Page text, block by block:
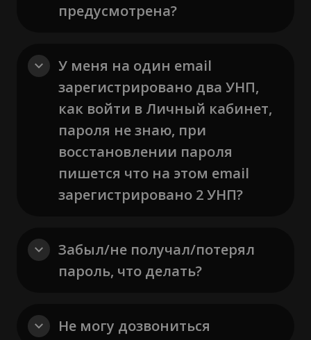
предусмотрена?
У меня на один email
зарегистрировано два УНП,
как войти в Личный кабинет,
пароля не знаю, при
восстановлении пароля
пишется что на этом email
зарегистрировано 2 УНП?
Забыл/не получал/потерял
пароль, что делать?
Не могу дозвониться